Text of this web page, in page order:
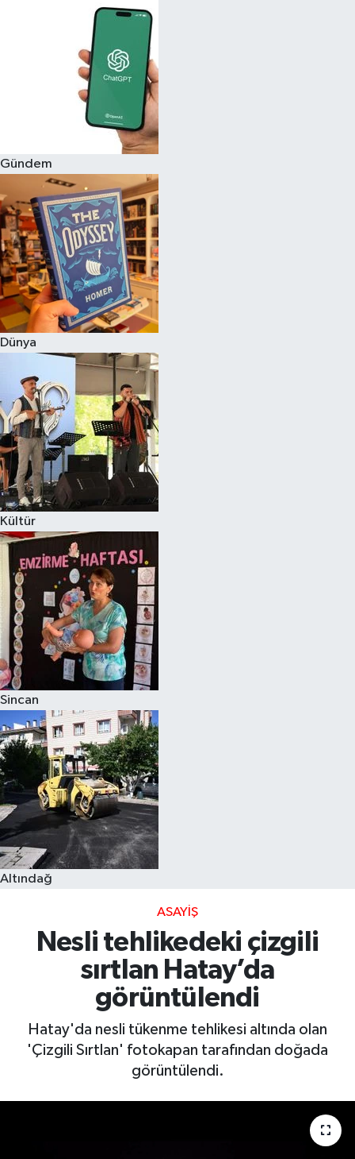
Gündem
Dünya
Kültür
Sincan
Altındağ
ASAYIŞ
Nesli tehlikedeki çizgili
sırtlan Hatay’da
görüntülendi
Hatay'da nesli tükenme tehlikesi altında olan
'Çizgili Sırtlan' fotokapan tarafından doğada
görüntülendi.